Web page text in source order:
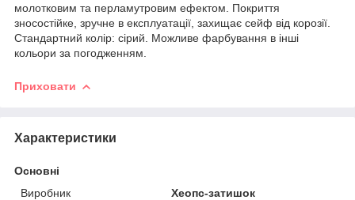
молотковим та перламутровим ефектом. Покриття
зносостійке, зручне в експлуатації, захищає сейф від корозії.
Стандартний колір: сірий. Можливе фарбування в інші
кольори за погодженням.
Приховати
Характеристики
Основні
Виробник
Хеопс-затишок